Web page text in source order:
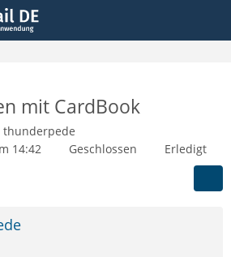
mit CardBook
thunderpede
14:42
Geschlossen Erledigt